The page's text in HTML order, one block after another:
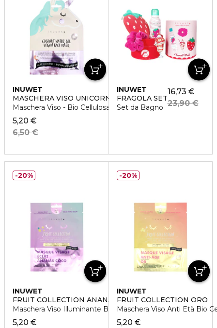
INUWET
MASCHERA VISO UNICORNO
Maschera Viso - Bio Cellulosa - Illuminante
5,20 €
6,50 €
INUWET
FRAGOLA SET
Set da Bagno
16,73 €
23,90 €
INUWET
FRUIT COLLECTION ANANAS E COCCO
Maschera Viso Illuminante Bio Cellulosa
5,20 €
20%
INUWET
FRUIT COLLECTION ORO
Maschera Viso Anti Età Bio
5,20 €
20%